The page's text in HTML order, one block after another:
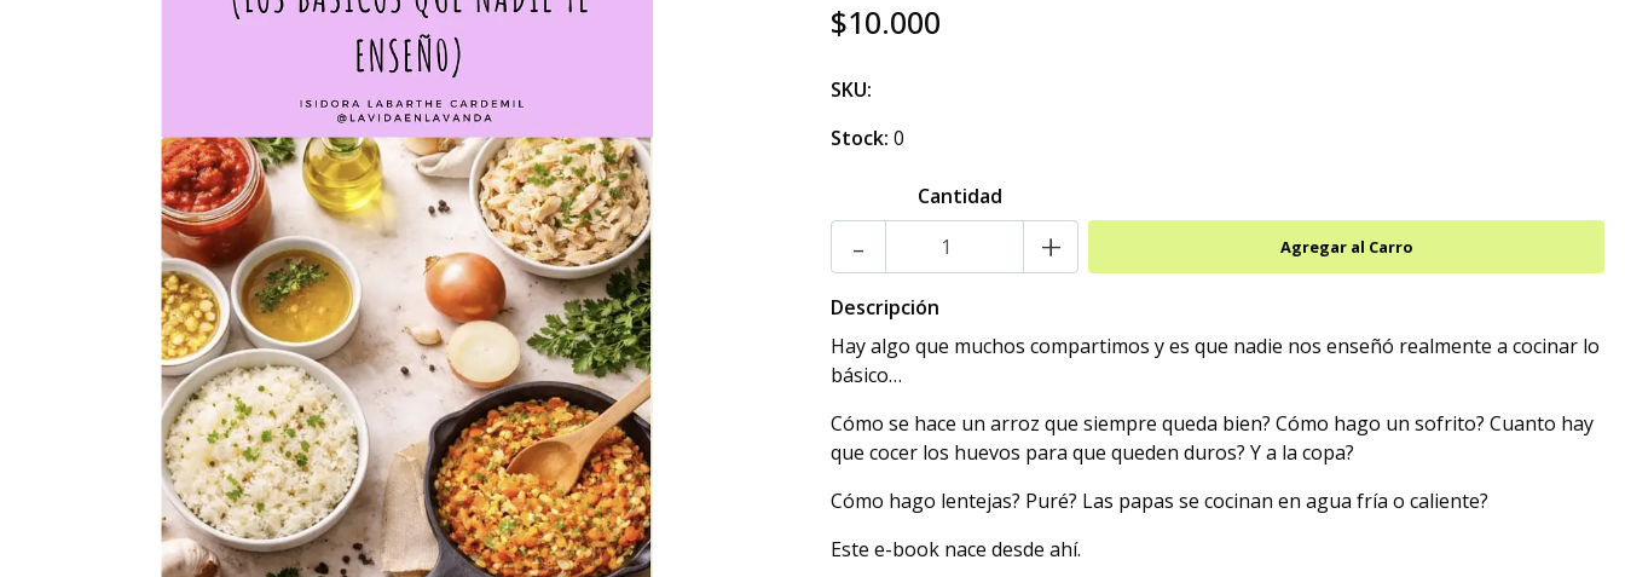
$10.000
SKU:
Stock: 0
Cantidad
- +
Descripción
Hay algo que muchos compartimos y es que nadie nos enseñó realmente a cocinar lo
básico…
Cómo se hace un arroz que siempre queda bien? Cómo hago un sofrito? Cuanto hay
que cocer los huevos para que queden duros? Y a la copa?
Cómo hago lentejas? Puré? Las papas se cocinan en agua fría o caliente?
Este e-book nace desde ahí.